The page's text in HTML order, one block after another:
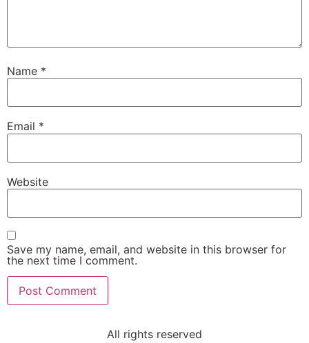
Name *
Email *
Website
Save my name, email, and website in this browser for
the next time I comment.
All rights reserved